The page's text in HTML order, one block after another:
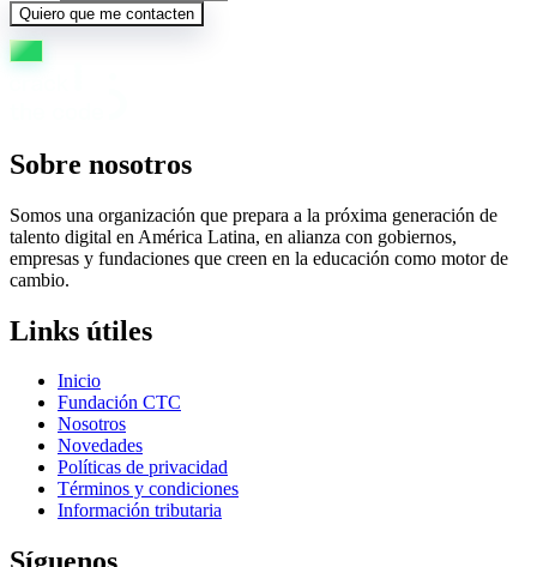
Quiero que me contacten
Sobre nosotros
Somos una organización que prepara a la próxima generación de
talento digital en América Latina, en alianza con gobiernos,
empresas y fundaciones que creen en la educación como motor de
cambio.
Links útiles
Inicio
Fundación CTC
Nosotros
Novedades
Políticas de privacidad
Términos y condiciones
Información tributaria